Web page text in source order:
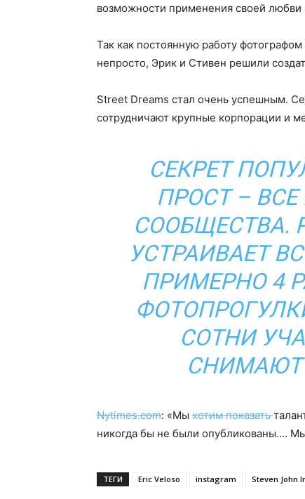
возможности применения своей любви
Так как постоянную работу
непросто, Эрик и Стивен решили
Street Dreams стал очень успешным.
сотрудничают крупные корпорации и
СЕКРЕТ
ПРОСТ –
СООБЩЕСТВА.
УСТРАИВАЕТ
ПРИМЕРНО 4
СОТНИ
Nytimes.com: «Мы хотим показать
никогда бы не были опубликованы….
ТЕГИ Eric Veloso instagram Steven John